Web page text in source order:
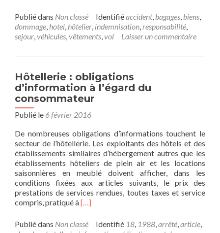
plus
surSéjour
à
l’hôtel
détérioration
ou
accident
Publié dans Non classé Identifiéaccident, bagages, biens,
dommage, hotel, hôtelier, indemnisation,responsabilité,
sejour,véhicules,vêtements,vol Laisser un commentaire
Hôtellerie : obligations
d’information à l’égard du
consommateur
Publié le 6 février 2016
De nombreuses obligations d’informations touchent le
secteur de l’hôtellerie. Les exploitants des hôtels et des
établissements similaires d’hébergement autres que les
établissements hôteliers de plein air et les locations
saisonnières en meublé doivent afficher, dans les
conditions fixées aux articles suivants, le prix des
prestations de services rendues, toutes taxes et service
compris, pratiqué àEn
plus
[…]
Publié dans Non classé Identifié 18, 1988,arrêté,article,